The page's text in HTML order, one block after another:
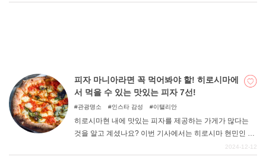
피자 마니아라면 꼭 먹어봐야 할! 히로시마에
서 먹을 수 있는 맛있는 피자 7선!
관광명소 인스타 감성 이탤리안
히로시마현 내에 맛있는 피자를 제공하는 가게가 많다는
것을 알고 계셨나요? 이번 기사에서는 히로시마 현민인 필
자가 정말 추천하고 싶은, 맛있는 피자를 즐길 수 있는 가게
2024-12-12